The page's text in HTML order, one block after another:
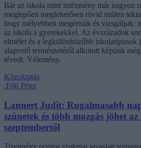
Bár az iskola mint intézmény már nagyon
meglepően meglehetősen rövid múltra
hogy mélyebben megértsük és vizsgáljuk:
az iskola a gyerekekkel. Az évszázadok
elmélet és a legkülönbözőbb iskolatípusok
alapvető természetéről alkotott képünk
tévedt. Vélemény.
Közoktatás
Fóti Péter
Lannert Judit: Rugalmasabb
szünetek és több mozgás jöhet
szeptembertől